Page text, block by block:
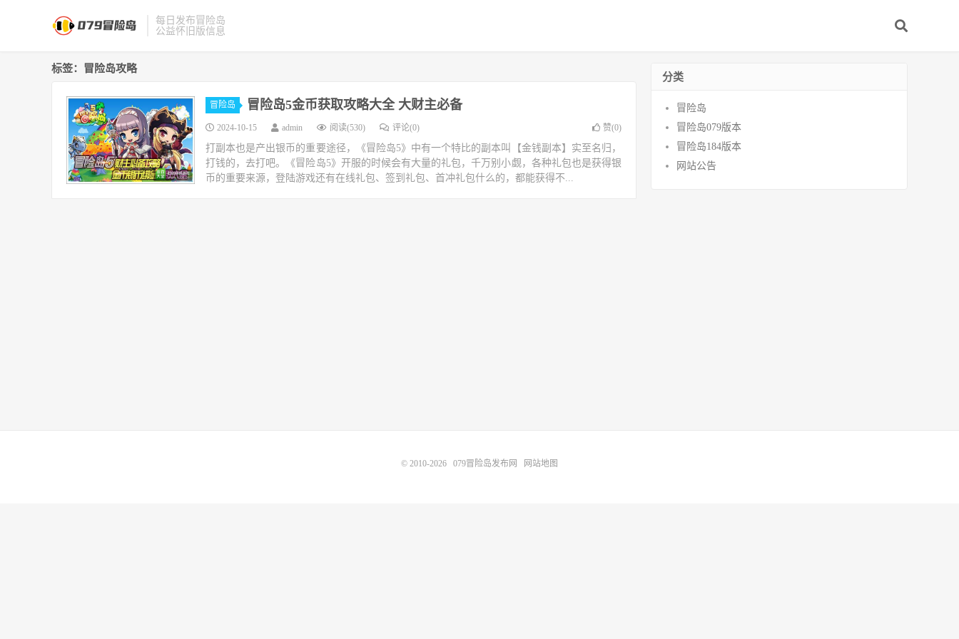
每日发布冒险岛
公益怀旧版信息
标签：冒险岛攻略
冒险岛 冒险岛5金币获取攻略大全 大财主必备
2024-10-15 admin 阅读(530) 评论(0) 赞(0)
打副本也是产出银币的重要途径，《冒险岛5》中有一个特比的副本叫【金钱副本】实至名归，
打钱的，去打吧。《冒险岛5》开服的时候会有大量的礼包，千万别小觑，各种礼包也是获得银
币的重要来源，登陆游戏还有在线礼包、签到礼包、首冲礼包什么的，都能获得不...
分类
冒险岛
冒险岛079版本
冒险岛184版本
网站公告
© 2010-2026 079冒险岛发布网 网站地图